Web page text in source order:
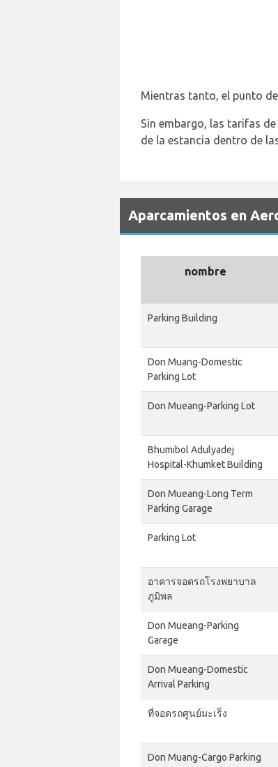
Mientras tanto, el punto
Sin embargo, las tarifas
de la estancia dentro de
Aparcamientos en
nombre
Parking Building
Don Muang-Domestic
Parking Lot
Don Mueang-Parking Lot
Bhumibol Adulyadej
Hospital-Khumket Building
Don Mueang-Long Term
Parking Garage
Parking Lot
อาคารจอดรถโรงพยาบาล
ภูมิพล
Don Mueang-Parking
Garage
Don Mueang-Domestic
Arrival Parking
ที่จอดรถศูนย์มะเร็ง
Don Muang-Cargo Parking